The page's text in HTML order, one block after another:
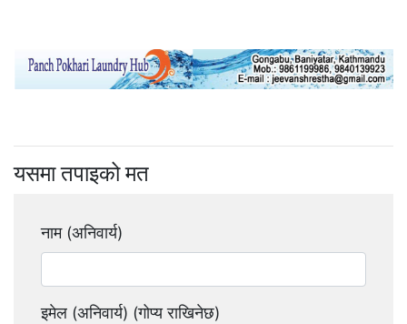
यसमा तपाइको मत
नाम (अनिवार्य)
इमेल (अनिवार्य) (गोप्य राखिनेछ)